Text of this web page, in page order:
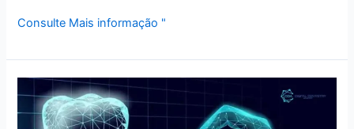
Consulte Mais informação "
Odontologia:
Como